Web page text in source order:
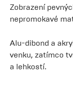
Zobrazení
nepromokavé
Alu-dibond a
venku, zatímco
a lehkostí.